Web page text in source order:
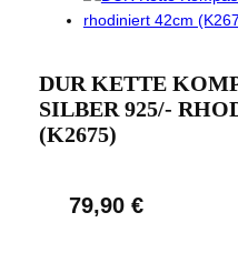
DUR KETTE
SILBER 925/-
(K2675)
79,90 €